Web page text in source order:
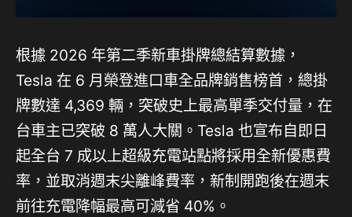
根據 2026 年第二季新車掛牌總結算數據，
Tesla 在 6 月榮登進口車全品牌銷售榜首，總掛
牌數達 4,369 輛，突破史上最高單季交付量，在
台車主已突破 8 萬人大關。Tesla 也宣布自即日
起全台 7 成以上超級充電站點將採用全新優惠費
率，並取消週末尖離峰費率，新制開跑後在週末
前往充電降幅最高可減省 40%。